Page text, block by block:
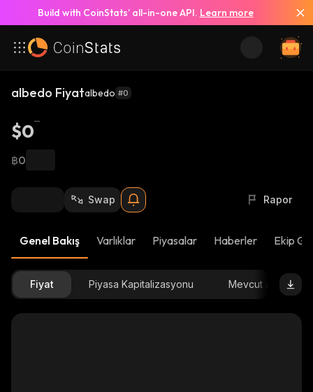
Build with CoinStats’ all-in-one API. Learn more
albedo Fiyatalbedo #0
$0
฿0
Swap Rapor
Genel Bakış Varlıklar Piyasalar Haberler Ekip
Fiyat Piyasa Kapitalizasyonu Mevcut arz